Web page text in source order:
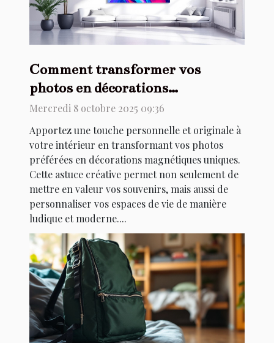
Comment transformer vos
photos en décorations
magnétiques uniques ?
Mercredi 8 octobre 2025 09:36
Apportez une touche personnelle et originale à
votre intérieur en transformant vos photos
préférées en décorations magnétiques uniques.
Cette astuce créative permet non seulement de
mettre en valeur vos souvenirs, mais aussi de
personnaliser vos espaces de vie de manière
ludique et moderne....